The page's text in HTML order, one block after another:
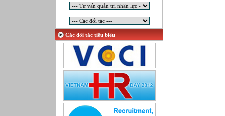
Ngoại ngữ
Nhân sự
Nhân sự - Hành chính
Nhiều lĩnh vực
Phát triển kinh doanh
Quan hệ công chúng
Quản lý chất lượng
Quản lý, Điều hành
Quản lý, Kinh doanh bất động sản
Quản trị hệ thống
Các đối tác tiêu biểu